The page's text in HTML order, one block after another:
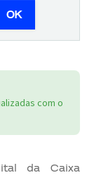
OK
com o
da Caixa